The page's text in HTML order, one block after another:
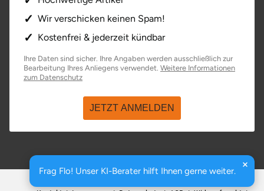
Frag Flo! Unser KI-Berater hilft Ihnen gerne weiter.
Wir verschicken keinen Spam!
Kostenfrei & jederzeit kündbar
Ihre Daten sind sicher. Ihre Angaben werden ausschließlich zur
Bearbeitung Ihres Anliegens verwendet. Weitere Informationen
zum Datenschutzöffnet in neuem Fenster
JETZT ANMELDEN
basenio.de 99084